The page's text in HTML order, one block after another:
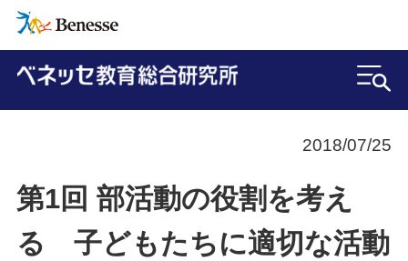
2018/07/25
第1回 部活動の役割を考え
る 子どもたちに適切な活動